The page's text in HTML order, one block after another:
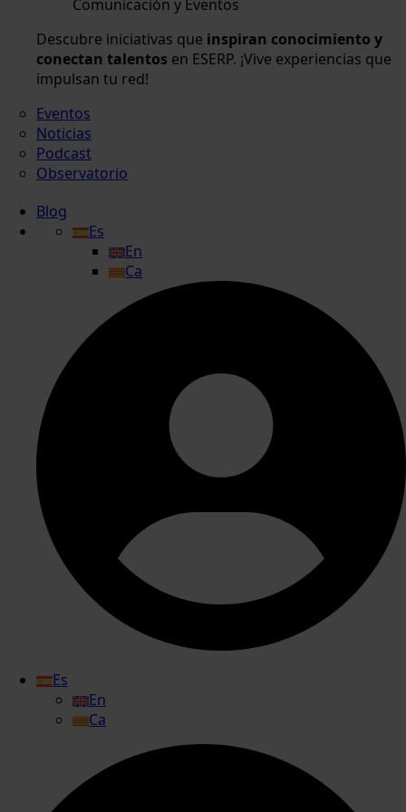
Comunicación y Eventos
Descubre iniciativas que inspiran conocimiento y
conectan talentos en ESERP. ¡Vive experiencias que
impulsan tu red!
Eventos
Noticias
Podcast
Observatorio
Blog
Es
En
Ca
Es
En
Ca